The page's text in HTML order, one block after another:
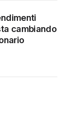
cambiando